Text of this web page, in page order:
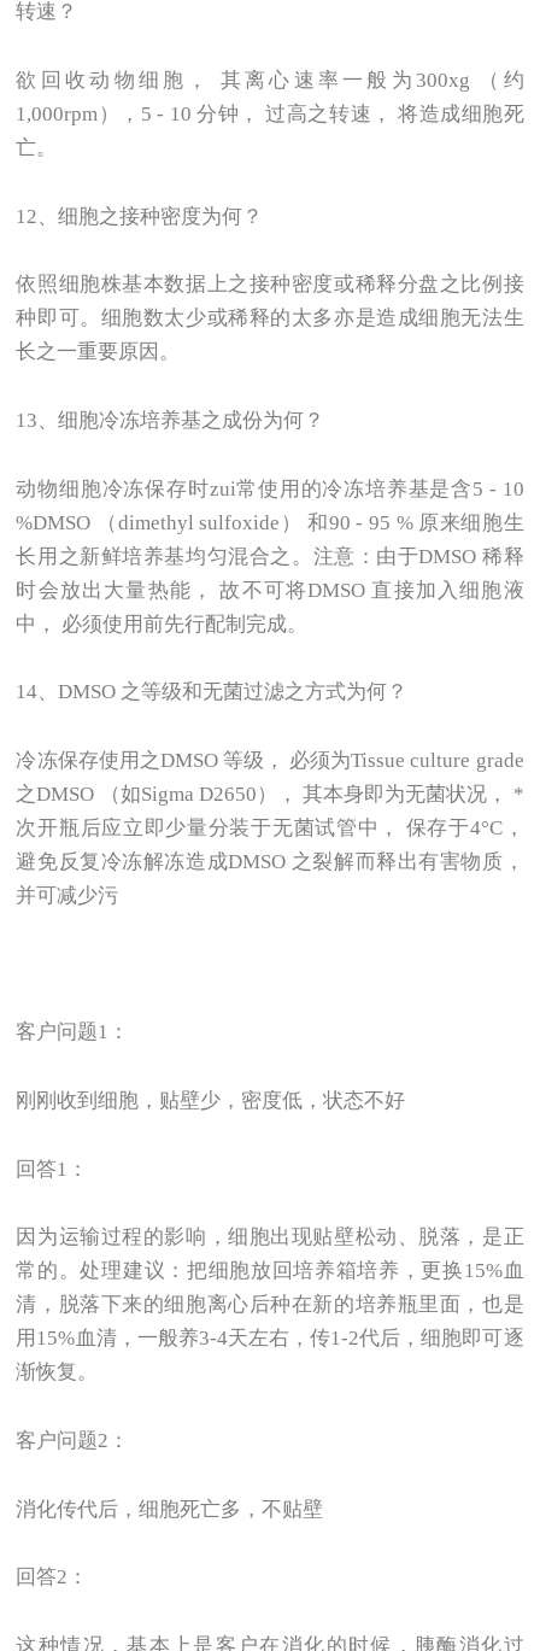
转速？
欲回收动物细胞， 其离心速率一般为300xg （约
1,000rpm），5 - 10 分钟， 过高之转速， 将造成细胞死
亡。
12 、细胞之接种密度为何？
依照细胞株基本数据上之接种密度或稀释分盘之比例接
种即可。细胞数太少或稀释的太多亦是造成细胞无法生
长之一重要原因。
13、细胞冷冻培养基之成份为何？
动物细胞冷冻保存时zui常使用的冷冻培养基是含5 - 10
%DMSO （dimethyl sulfoxide） 和90 - 95 % 原来细胞生
长用之新鲜培养基均匀混合之。注意：由于DMSO 稀释
时会放出大量热能， 故不可将DMSO 直接加入细胞液
中， 必须使用前先行配制完成。
14、DMSO 之等级和无菌过滤之方式为何？
冷冻保存使用之DMSO 等级， 必须为Tissue culture grade
之DMSO （如Sigma D2650）， 其本身即为无菌状况， *
次开瓶后应立即少量分装于无菌试管中， 保存于4°C，
避免反复冷冻解冻造成DMSO 之裂解而释出有害物质，
并可减少污
客户问题1：
刚刚收到细胞，贴壁少，密度低，状态不好
回答1：
因为运输过程的影响，细胞出现贴壁松动、脱落，是正
常的。处理建议：把细胞放回培养箱培养，更换15%血
清，脱落下来的细胞离心后种在新的培养瓶里面，也是
用15%血清，一般养3-4天左右，传1-2代后，细胞即可逐
渐恢复。
客户问题2：
消化传代后，细胞死亡多，不贴壁
回答2：
这种情况，基本上是客户在消化的时候，胰酶消化过